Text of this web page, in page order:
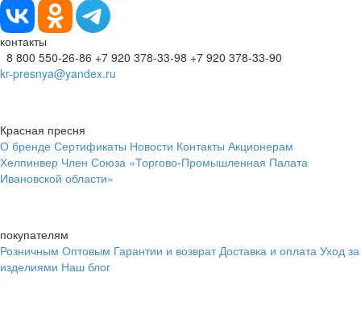
контакты
8 800 550-26-86 +7 920 378-33-98 +7 920 378-33-90
kr-presnya@yandex.ru
Красная пресня
О бренде Сертификаты Новости Контакты Акционерам
Хелпинвер Член Союза «Торгово-Промышленная Палата
Ивановской области»
покупателям
Розничным Оптовым Гарантии и возврат Доставка и оплата Уход за
изделиями Наш блог